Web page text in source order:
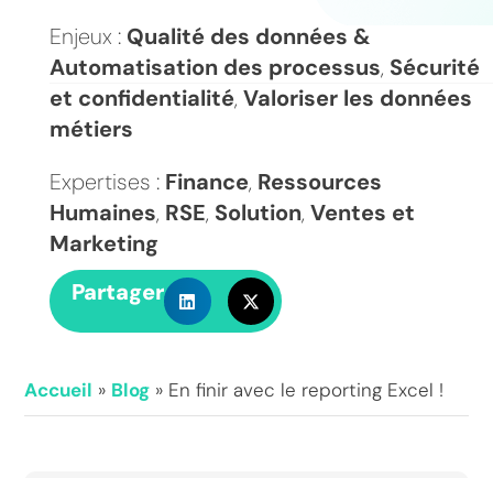
Enjeux : Qualité des données &
Automatisation des processus, Sécurité
et confidentialité, Valoriser les données
métiers
Expertises : Finance, Ressources
Humaines, RSE, Solution, Ventes et
Marketing
Partager
Accueil » Blog » En finir avec le reporting Excel !